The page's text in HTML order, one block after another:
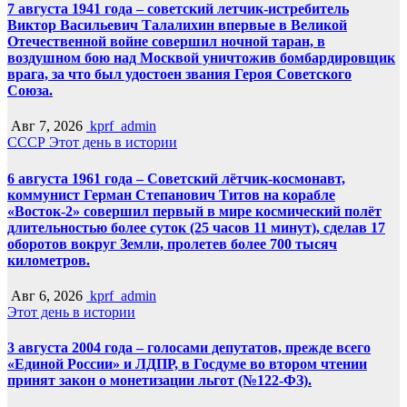
7 августа 1941 года – советский летчик-истребитель
Виктор Васильевич Талалихин впервые в Великой
Отечественной войне совершил ночной таран, в
воздушном бою над Москвой уничтожив бомбардировщик
врага, за что был удостоен звания Героя Советского
Союза.
Авг 7, 2026 kprf_admin
СССР Этот день в истории
6 августа 1961 года – Советский лётчик-космонавт,
коммунист Герман Степанович Титов на корабле
«Восток-2» совершил первый в мире космический полёт
длительностью более суток (25 часов 11 минут), сделав 17
оборотов вокруг Земли, пролетев более 700 тысяч
километров.
Авг 6, 2026 kprf_admin
Этот день в истории
3 августа 2004 года – голосами депутатов, прежде всего
«Единой России» и ЛДПР, в Госдуме во втором чтении
принят закон о монетизации льгот (№122-ФЗ).